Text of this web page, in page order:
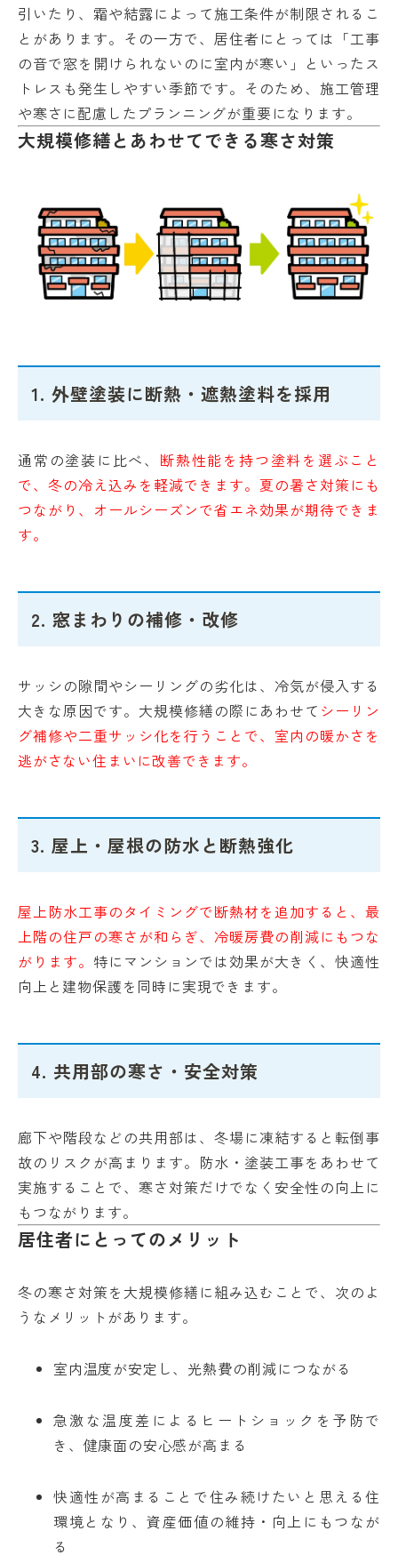
引いたり、霜や結露によって施工条件が制限されるこ
とがあります。その一方で、居住者にとっては「工事
の音で窓を開けられないのに室内が寒い」といったス
トレスも発生しやすい季節です。そのため、施工管理
や寒さに配慮したプランニングが重要になります。
大規模修繕とあわせてできる寒さ対策
1. 外壁塗装に断熱・遮熱塗料を採用
通常の塗装に比べ、 断熱性能を持つ塗料を選ぶこと
で、冬の冷え込みを軽減できます。夏の暑さ対策にも
つながり、オールシーズンで省エネ効果が期待できま
す。
2. 窓まわりの補修・改修
サッシの隙間やシーリングの劣化は、冷気が侵入する
大きな原因です。大規模修繕の際にあわせて シーリン
グ補修や二重サッシ化を行うことで、室内の暖かさを
逃がさない住まいに改善できます。
3. 屋上・屋根の防水と断熱強化
屋上防水工事のタイミングで断熱材を追加すると、最
上階の住戸の寒さが和らぎ、冷暖房費の削減にもつな
がります。 特にマンションでは効果が大きく、快適性
向上と建物保護を同時に実現できます。
4. 共用部の寒さ・安全対策
廊下や階段などの共用部は、冬場に凍結すると転倒事
故のリスクが高まります。防水・塗装工事をあわせて
実施することで、寒さ対策だけでなく安全性の向上に
もつながります。
居住者にとってのメリット
冬の寒さ対策を大規模修繕に組み込むことで、次のよ
うなメリットがあります。
室内温度が安定し、光熱費の削減につながる
急激な温度差によるヒートショックを予防で
き、健康面の安心感が高まる
快適性が高まることで住み続けたいと思える住
環境となり、資産価値の維持・向上にもつなが
る